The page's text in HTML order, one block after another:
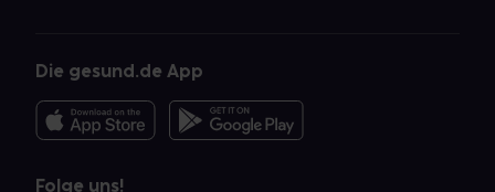
Die gesund.de App
Folge uns!